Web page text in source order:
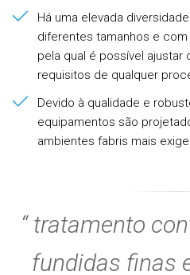
Há uma elevada
diferentes tamanhos e
pela qual é possível ajustar
requisitos de qualquer
Devido à qualidade e
equipamentos são
ambientes fabris mais
tratamento
fundidas finas